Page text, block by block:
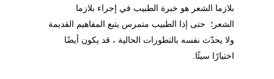
بلازما الشعر هو خبرة الطبيب في إجراء بلازما
الشعر؛ حتى إذا الطبيب متمرس يتبع المفاهيم القديمة
ولا يحدّث نفسه بالتطورات الحالية ، قد يكون أيضًا
اختيارًا سيئًا.